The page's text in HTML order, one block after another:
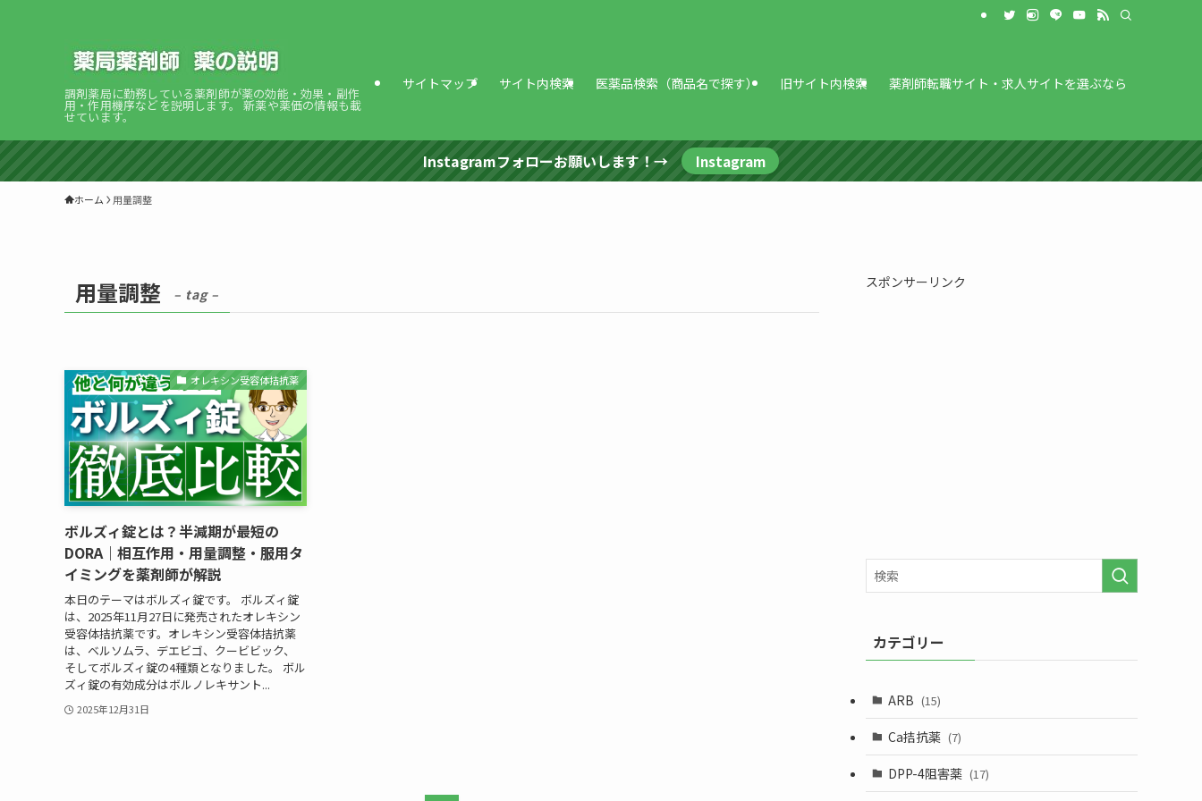
調剤薬局に勤務している薬剤師が薬の効能・効果・副作
用・作用機序などを説明します。 新薬や薬価の情報も載
せています。
サイトマップ サイト内検索 医薬品検索（商品名で探す） 旧サイト内検索 薬剤師転職サイト・求人サイトを選ぶなら
Instagramフォローお願いします！→ Instagram
ホーム 用量調整
用量調整 – tag –
オレキシン受容体拮抗薬
ボルズィ錠とは？半減期が最短の
DORA｜相互作用・用量調整・服用タ
イミングを薬剤師が解説
本日のテーマはボルズィ錠です。 ボルズィ錠
は、2025年11月27日に発売されたオレキシン
受容体拮抗薬です。オレキシン受容体拮抗薬
は、ベルソムラ、デエビゴ、クービビック、
そしてボルズィ錠の4種類となりました。 ボル
ズィ錠の有効成分はボルノレキサント...
2025年12月31日
スポンサーリンク
カテゴリー
ARB (15)
Ca拮抗薬 (7)
DPP-4阻害薬 (17)